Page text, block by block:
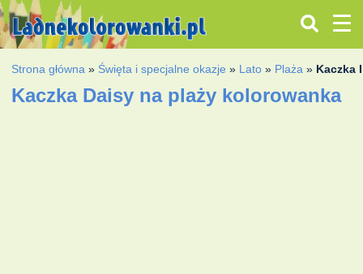
Strona główna » Święta i specjalne okazje » Lato » Plaża » Kaczka
Kaczka Daisy na plaży kolorowanka